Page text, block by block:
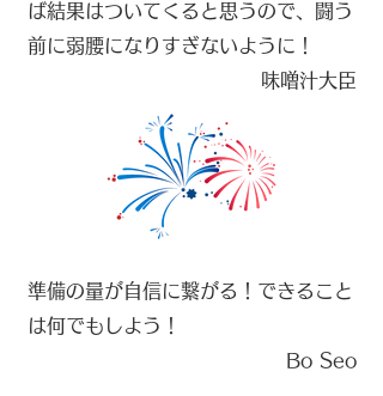
ば結果はついてくると思うので、闘う
前に弱腰になりすぎないように！
​味噌汁大臣
​準備の量が自信に繋がる！できること
は何でもしよう！
​Bo Seo